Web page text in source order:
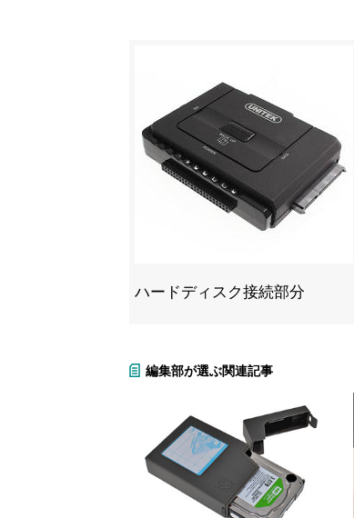
ハードディスク接続部分
編集部が選ぶ関連記事